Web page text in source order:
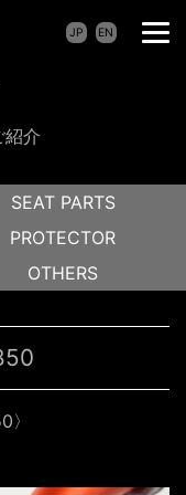
JP EN
紹介
SEAT PARTS
PROTECTOR
OTHERS
〉